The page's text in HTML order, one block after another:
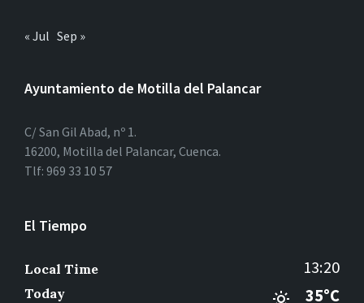
« Jul Sep »
Ayuntamiento de Motilla del Palancar
C/ San Gil Abad, nº 1.
16200, Motilla del Palancar, Cuenca.
Tlf: 969 33 10 57
El Tiempo
Local Time 13:20
Today 35°C